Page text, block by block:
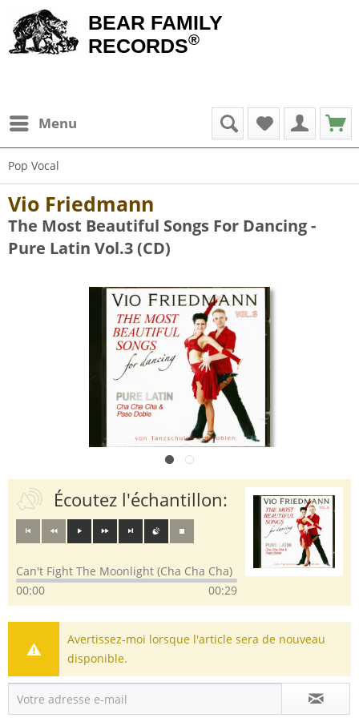
BEAR FAMILY
RECORDS®
Menu
Pop Vocal
Vio Friedmann
The Most Beautiful Songs For Dancing -
Pure Latin Vol.3 (CD)
Écoutez l'échantillon:
Can't Fight The Moonlight (Cha Cha Cha)
00:00
00:29
Avertissez-moi lorsque l'article sera de nouveau
disponible.